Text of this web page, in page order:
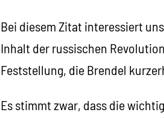
Bei diesem Zitat interessiert
Inhalt der russischen
Feststellung, die Brendel
Es stimmt zwar, dass die